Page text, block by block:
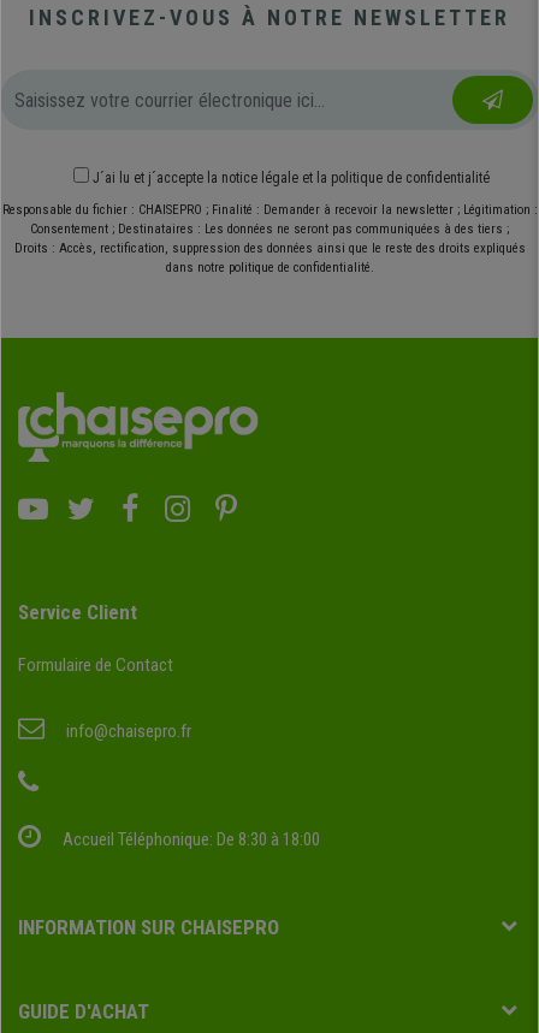
INSCRIVEZ-VOUS À NOTRE NEWSLETTER
J´ai lu et j´accepte la notice légale et la politique de confidentialité
Responsable du fichier : CHAISEPRO ; Finalité : Demander à recevoir la newsletter ; Légitimation :
Consentement ; Destinataires : Les données ne seront pas communiquées à des tiers ;
Droits : Accès, rectification, suppression des données ainsi que le reste des droits expliqués
dans notre politique de confidentialité.
Service Client
Formulaire de Contact
info@chaisepro.fr
Accueil Téléphonique: De 8:30 à 18:00
INFORMATION SUR CHAISEPRO
GUIDE D'ACHAT